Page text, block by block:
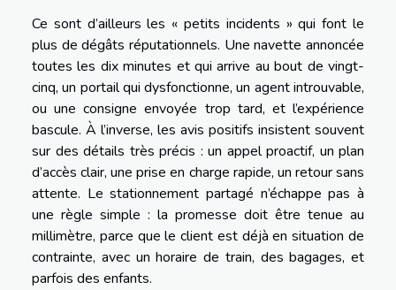
Ce sont d’ailleurs les « petits incidents » qui font le
plus de dégâts réputationnels. Une navette annoncée
toutes les dix minutes et qui arrive au bout de vingt-
cinq, un portail qui dysfonctionne, un agent introuvable,
ou une consigne envoyée trop tard, et l’expérience
bascule. À l’inverse, les avis positifs insistent souvent
sur des détails très précis : un appel proactif, un plan
d’accès clair, une prise en charge rapide, un retour sans
attente. Le stationnement partagé n’échappe pas à
une règle simple : la promesse doit être tenue au
millimètre, parce que le client est déjà en situation de
contrainte, avec un horaire de train, des bagages, et
parfois des enfants.